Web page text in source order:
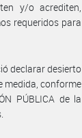
y/o acrediten,
requeridos para
declarar desierto
medida, conforme
PÚBLICA de la